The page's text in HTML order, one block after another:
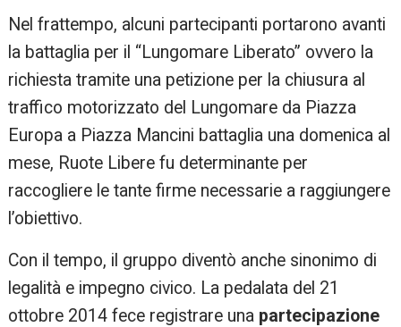
Nel frattempo, alcuni partecipanti portarono avanti
la battaglia per il “Lungomare Liberato” ovvero la
richiesta tramite una petizione per la chiusura al
traffico motorizzato del Lungomare da Piazza
Europa a Piazza Mancini battaglia una domenica al
mese, Ruote Libere fu determinante per
raccogliere le tante firme necessarie a raggiungere
l’obiettivo.
Con il tempo, il gruppo diventò anche sinonimo di
legalità e impegno civico. La pedalata del 21
ottobre 2014 fece registrare una partecipazione